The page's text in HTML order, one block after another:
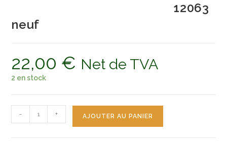
12063
neuf
22,00 € Net de TVA
2 en stock
de
- + AJOUTER AU PANIER